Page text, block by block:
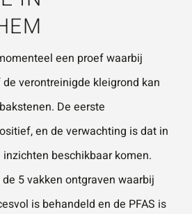
een proef waarbij
verontreinigde kleigrond kan
De eerste
en de verwachting is dat in
beschikbaar komen.
5 vakken ontgraven waarbij
is behandeld en de PFAS is